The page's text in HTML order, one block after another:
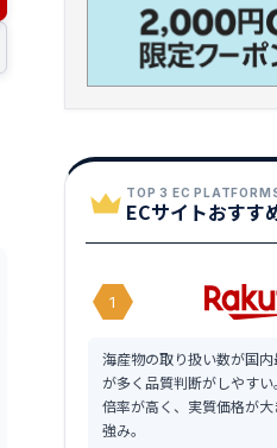
TOP 3 EC
ECサイトおすす
1
海産物の取り扱い数が国
が多く品質判断がしやす
倍率が高く、実質価格が
強み。